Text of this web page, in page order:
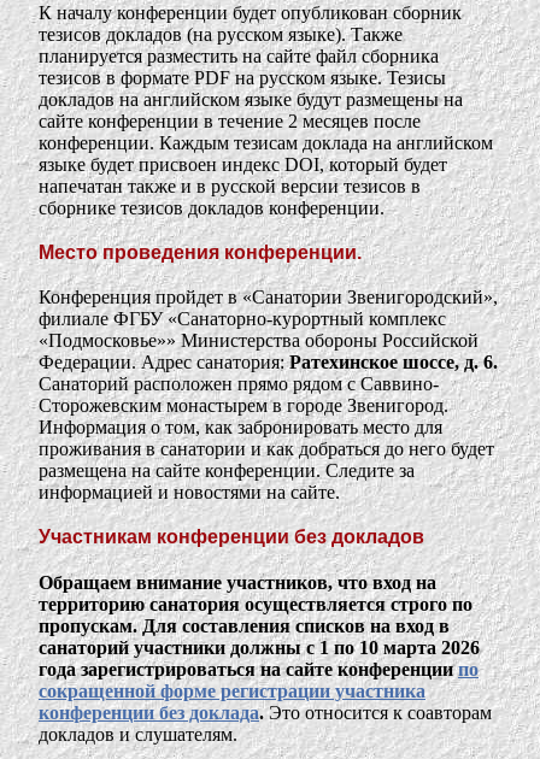
К началу конференции будет опубликован сборник
тезисов докладов (на русском языке). Также
планируется разместить на сайте файл сборника
тезисов в формате PDF на русском языке. Тезисы
докладов на английском языке будут размещены на
сайте конференции в течение 2 месяцев после
конференции. Каждым тезисам доклада на английском
языке будет присвоен индекс DOI, который будет
напечатан также и в русской версии тезисов в
сборнике тезисов докладов конференции.
Место проведения конференции.
Конференция пройдет в «Санатории Звенигородский»,
филиале ФГБУ «Санаторно-курортный комплекс
«Подмосковье»» Министерства обороны Российской
Федерации. Адрес санатория:Ратехинское шоссе, д. 6.
Санаторий расположен прямо рядом с Саввино-
Сторожевским монастырем в городе Звенигород.
Информация о том, как забронировать место для
проживания в санатории и как добраться до него будет
размещена на сайте конференции. Следите за
информацией и новостями на сайте.
Участникам конференции без докладов
Обращаем внимание участников, что вход на
территорию санатория осуществляется строго по
пропускам. Для составления списков на вход в
санаторий участники должны с 1 по 10 марта 2026
года зарегистрироваться на сайте конференциипо
сокращенной форме регистрации участника
конференции без доклада.Это относится к соавторам
докладов и слушателям.